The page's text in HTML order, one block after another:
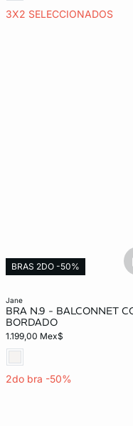
3X2 SELECCIONADOS
jane
BRA N.9 - BALCONNET
BORDADO
1.199,00 Mex$
2do bra -50%
BRAS 2DO -50%